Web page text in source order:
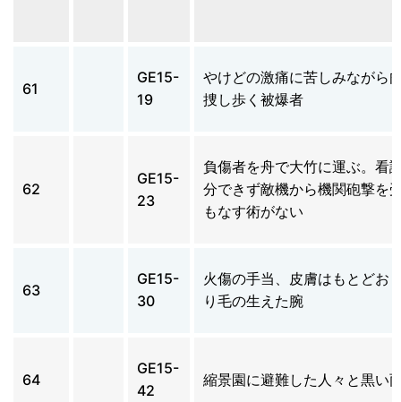
61
GE15-
19
やけどの激痛に苦しみながら
捜し歩く被爆者
62
GE15-
23
負傷者を舟で大竹に運ぶ。看
分できず敵機から機関砲撃を
もなす術がない
63
GE15-
30
火傷の手当、皮膚はもとどお
り毛の生えた腕
64
GE15-
42
縮景園に避難した人々と黒い